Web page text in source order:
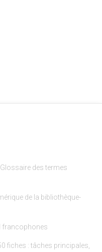
Glossaire des termes
de la bibliothèque-
francophones
fiches : tâches principales,